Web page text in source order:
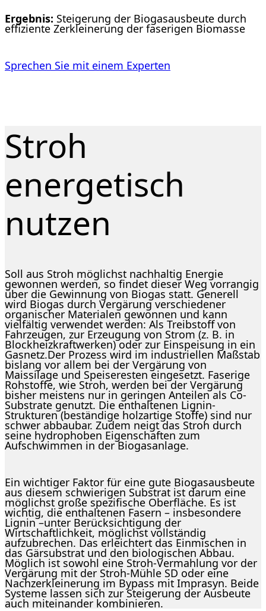
Ergebnis: Steigerung der Biogasausbeute durch
effiziente Zerkleinerung der faserigen Biomasse
Sprechen Sie mit einem Experten
Stroh
energetisch
nutzen
Soll aus Stroh möglichst nachhaltig Energie
gewonnen werden, so findet dieser Weg vorrangig
über die Gewinnung von Biogas statt. Generell
wird Biogas durch Vergärung verschiedener
organischer Materialen gewonnen und kann
vielfältig verwendet werden: Als Treibstoff von
Fahrzeugen, zur Erzeugung von Strom (z. B. in
Blockheizkraftwerken) oder zur Einspeisung in ein
Gasnetz.Der Prozess wird im industriellen Maßstab
bislang vor allem bei der Vergärung von
Maissilage und Speiseresten eingesetzt. Faserige
Rohstoffe, wie Stroh, werden bei der Vergärung
bisher meistens nur in geringen Anteilen als Co-
Substrate genutzt. Die enthaltenen Lignin-
Strukturen (beständige holzartige Stoffe) sind nur
schwer abbaubar. Zudem neigt das Stroh durch
seine hydrophoben Eigenschaften zum
Aufschwimmen in der Biogasanlage.
Ein wichtiger Faktor für eine gute Biogasausbeute
aus diesem schwierigen Substrat ist darum eine
möglichst große spezifische Oberfläche. Es ist
wichtig, die enthaltenen Fasern – insbesondere
Lignin –unter Berücksichtigung der
Wirtschaftlichkeit, möglichst vollständig
aufzubrechen. Das erleichtert das Einmischen in
das Gärsubstrat und den biologischen Abbau.
Möglich ist sowohl eine Stroh-Vermahlung vor der
Vergärung mit der Stroh-Mühle SD oder eine
Nachzerkleinerung im Bypass mit Imprasyn. Beide
Systeme lassen sich zur Steigerung der Ausbeute
auch miteinander kombinieren.